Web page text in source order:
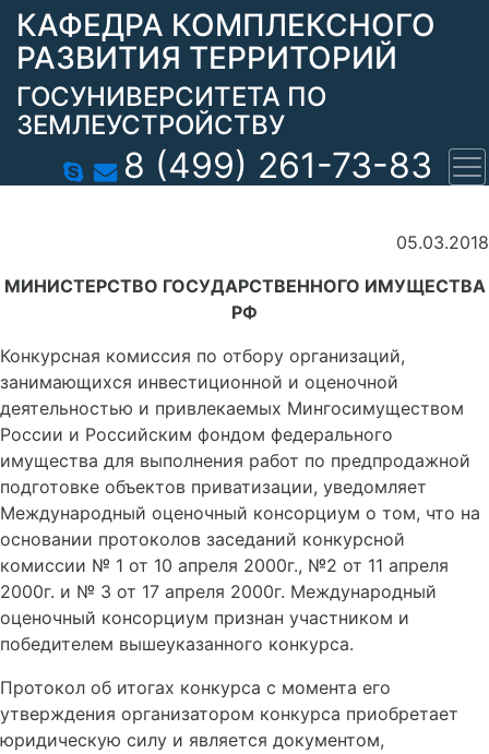
КАФЕДРА КОМПЛЕКСНОГО
РАЗВИТИЯ ТЕРРИТОРИЙ
ГОСУНИВЕРСИТЕТА ПО
ЗЕМЛЕУСТРОЙСТВУ
8 (499) 261-73-83
05.03.2018
МИНИСТЕРСТВО ГОСУДАРСТВЕННОГО ИМУЩЕСТВА
РФ
Конкурсная комиссия по отбору организаций,
занимающихся инвестиционной и оценочной
деятельностью и привлекаемых Мингосимуществом
России и Российским фондом федерального
имущества для выполнения работ по предпродажной
подготовке объектов приватизации, уведомляет
Международный оценочный консорциум о том, что на
основании протоколов заседаний конкурсной
комиссии № 1 от 10 апреля 2000г., №2 от 11 апреля
2000г. и № 3 от 17 апреля 2000г. Международный
оценочный консорциум признан участником и
победителем вышеуказанного конкурса.
Протокол об итогах конкурса с момента его
утверждения организатором конкурса приобретает
юридическую силу и является документом,